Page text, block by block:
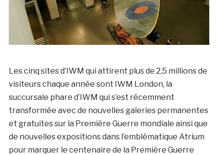
Les cinq sites d’IWM qui attirent plus de 2,5 millions de
visiteurs chaque année sont IWM London, la
succursale phare d’IWM qui s’est récemment
transformée avec de nouvelles galeries permanentes
et gratuites sur la Première Guerre mondiale ainsi que
de nouvelles expositions dans l’emblématique Atrium
pour marquer le centenaire de la Première Guerre